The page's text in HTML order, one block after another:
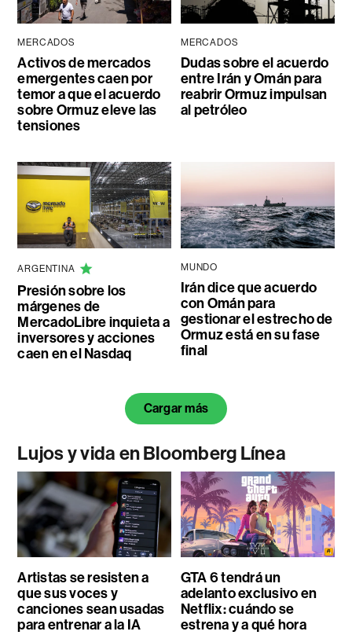
MERCADOS
Activos de mercados
emergentes caen por
temor a que el acuerdo
sobre Ormuz eleve las
tensiones
MERCADOS
Dudas sobre el acuerdo
entre Irán y Omán para
reabrir Ormuz impulsan
al petróleo
ARGENTINA
Presión sobre los
márgenes de
MercadoLibre inquieta a
inversores y acciones
caen en el Nasdaq
MUNDO
Irán dice que acuerdo
con Omán para
gestionar el estrecho de
Ormuz está en su fase
final
Cargar más
Lujos y vida en Bloomberg Línea
Artistas se resisten a
que sus voces y
canciones sean usadas
para entrenar a la IA
GTA 6 tendrá un
adelanto exclusivo en
Netflix: cuándo se
estrena y a qué hora